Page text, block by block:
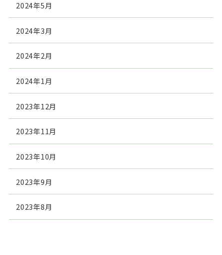
2024年5月
2024年3月
2024年2月
2024年1月
2023年12月
2023年11月
2023年10月
2023年9月
2023年8月